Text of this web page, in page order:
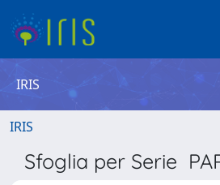
IRIS
IRIS
Sfoglia per Serie